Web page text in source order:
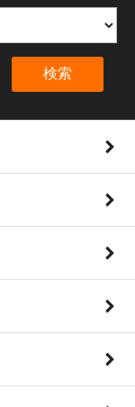
検索